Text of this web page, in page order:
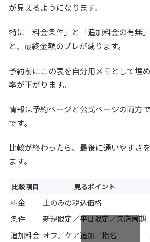
が見えるようになります。
特に「料金条件」と「追加料金の有無
と、最終金額のブレが減ります。
予約前にこの表を自分用メモとして埋
率が下がります。
情報は予約ページと公式ページの両方
です。
比較が終わったら、最後に通いやすさ
ます。
比較項目 見るポイント
料金 上のみの税込価格
条件
新規限定／平日限定／来店周期
追加料金 オフ／ケア追加／指名